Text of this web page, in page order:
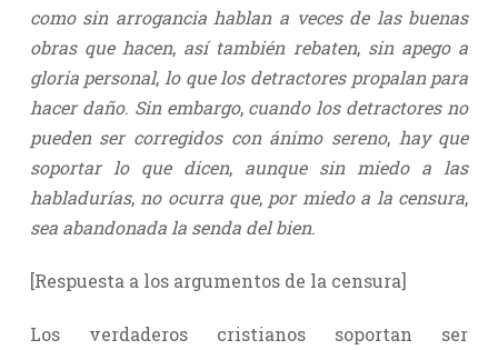
como sin arrogancia hablan a veces de las buenas
obras que hacen, así también rebaten,sin apego a
gloria personal, lo que los detractores propalan para
hacer daño. Sin embargo,cuando los detractores no
pueden ser corregidos con ánimo sereno,hay que
soportar lo que dicen,aunque sin miedo a las
habladurías,no ocurra que, por miedo a la censura,
sea abandonada la senda del bien.
[Respuesta a los argumentos de la censura]
Los verdaderos cristianos soportan ser